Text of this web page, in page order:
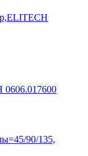
0606.017600
90/135,